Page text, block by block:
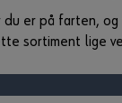
du er på farten,
sortiment lige